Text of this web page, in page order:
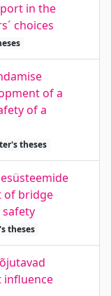
in the
choices
of a
of a
theses
of bridge
theses
influence